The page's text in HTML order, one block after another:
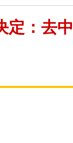
定：去中